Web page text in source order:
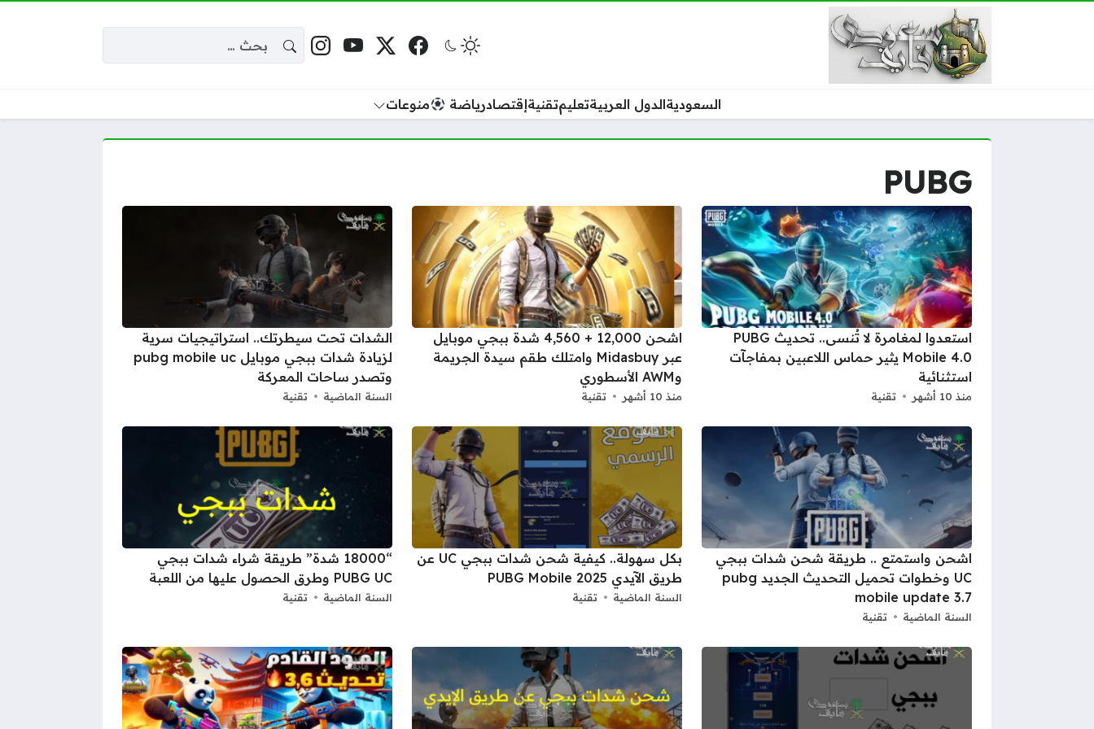
مواقع التواصل فيسبوكمنصة إكس
يوتيوبإنستغرام
السعوديةالدول العربيةتعليمتقنيةإقتصادرياضة منوعات
PUBG
استعدوا لمغامرة لا تُنسى.. تحديث PUBG
Mobile 4.0 يثير حماس اللاعبين بمفاجآت
استثنائية
منذ 10 أشهر تقنية
اشحن 12,000 + 4,560 شدة ببجي موبايل
عبر Midasbuy وامتلك طقم سيدة الجريمة
وAWM الأسطوري
منذ 10 أشهر تقنية
الشدات تحت سيطرتك.. استراتيجيات سرية
لزيادة شدات ببجي موبايل pubg mobile uc
وتصدر ساحات المعركة
السنة الماضية تقنية
اشحن واستمتع .. طريقة شحن شدات ببجي
UC وخطوات تحميل التحديث الجديد pubg
mobile update 3.7
السنة الماضية تقنية
بكل سهولة.. كيفية شحن شدات ببجي UC عن
طريق الآيدي PUBG Mobile 2025
السنة الماضية تقنية
“18000 شدة” طريقة شراء شدات ببجي
PUBG UC وطرق الحصول عليها من اللعبة
السنة الماضية تقنية